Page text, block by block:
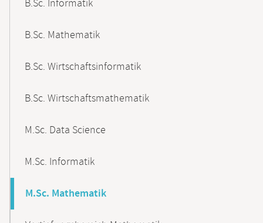
B.Sc. Informatik
B.Sc. Mathematik
B.Sc. Wirtschaftsinformatik
B.Sc. Wirtschaftsmathematik
M.Sc. Data Science
M.Sc. Informatik
M.Sc. Mathematik